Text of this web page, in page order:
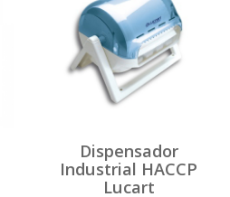
Dispensador
Industrial HACCP
Lucart